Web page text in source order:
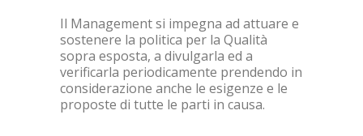
Il Management si impegna ad attuare e
sostenere la politica per la Qualità
sopra esposta, a divulgarla ed a
verificarla periodicamente prendendo in
considerazione anche le esigenze e le
proposte di tutte le parti in causa.